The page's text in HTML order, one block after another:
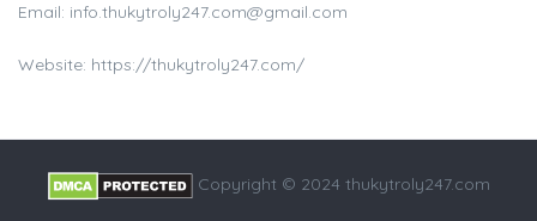
Email: info.thukytroly247.com@gmail.com
Website: https://thukytroly247.com/
Copyright © 2024 thukytroly247.com